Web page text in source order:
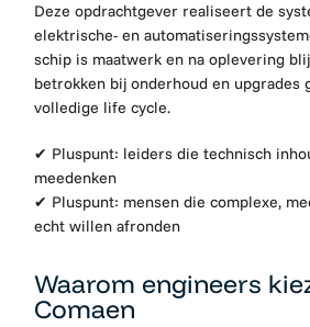
Deze opdrachtgever realiseert de
elektrische- en
schip is maatwerk en na oplevering
betrokken bij onderhoud en upgrades
volledige life cycle.
✔ Pluspunt: leiders die technisch
meedenken
✔ Pluspunt: mensen die complexe,
echt willen afronden
Waarom engineers
Comaen